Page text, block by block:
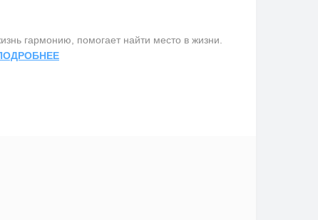
гармонию, помогает найти место в жизни.